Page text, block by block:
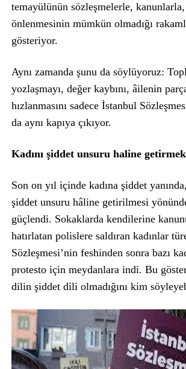
temayülünün sözleşmelerle,
önlenmesinin mümkün olmadığı
gösteriyor.
Aynı zamanda şunu da söylüyoruz:
yozlaşmayı, değer kaybını, âilenin
hızlanmasını sadece İstanbul
da aynı kapıya çıkıyor.
Kadını şiddet unsuru haline
Son on yıl içinde kadına şiddet
şiddet unsuru hâline getirilmesi
güçlendi. Sokaklarda kendilerine
hatırlatan polislere saldıran kadınlar
Sözleşmesi’nin feshinden sonra bazı
protesto için meydanlara indi. Bu
dilin şiddet dili olmadığını kim